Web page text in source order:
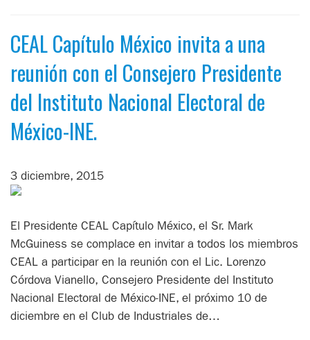
CEAL Capítulo México invita a una
reunión con el Consejero Presidente
del Instituto Nacional Electoral de
México-INE.
3 diciembre, 2015
El Presidente CEAL Capítulo México, el Sr. Mark
McGuiness se complace en invitar a todos los miembros
CEAL a participar en la reunión con el Lic. Lorenzo
Córdova Vianello, Consejero Presidente del Instituto
Nacional Electoral de México-INE, el próximo 10 de
diciembre en el Club de Industriales de…